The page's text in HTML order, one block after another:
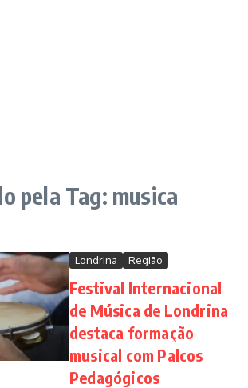
pela Tag: musica
Londrina Região
Festival Internacional
de Música de Londrina
destaca formação
musical com Palcos
Pedagógicos